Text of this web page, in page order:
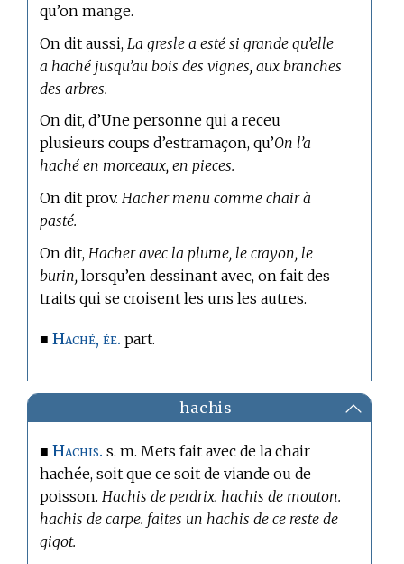
qu’on mange.
On dit aussi, La gresle a esté si grande qu’elle
a haché jusqu’au bois des vignes, aux branches
des arbres.
On dit, d’Une personne qui a receu
plusieurs coups d’estramaçon, qu’On l’a
haché en morceaux, en pieces.
On dit prov. Hacher menu comme chair à
pasté.
On dit, Hacher avec la plume, le crayon, le
burin, lorsqu’en dessinant avec, on fait des
traits qui se croisent les uns les autres.
■Haché, ée. part.
hachis
■Hachis. s. m. Mets fait avec de la chair
hachée, soit que ce soit de viande ou de
poisson.Hachis de perdrix. hachis de mouton.
hachis de carpe. faites un hachis de ce reste de
gigot.